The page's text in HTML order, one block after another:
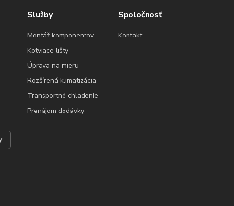
Služby
Montáž komponentov
Kotviace lišty
Úprava na mieru
Rozšírená klimatizácia
Transportné chladenie
Prenájom dodávky
Spoločnosť
Kontakt